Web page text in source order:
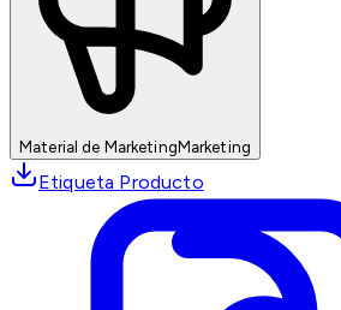
Material de MarketingMarketing
Etiqueta Producto